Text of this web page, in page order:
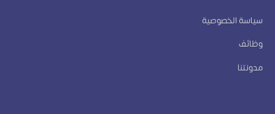
سياسة الخصوصية
وظائف
مدونتنا